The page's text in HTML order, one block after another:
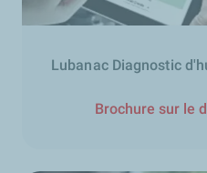
Lubanac Diagnostic
Brochure sur le